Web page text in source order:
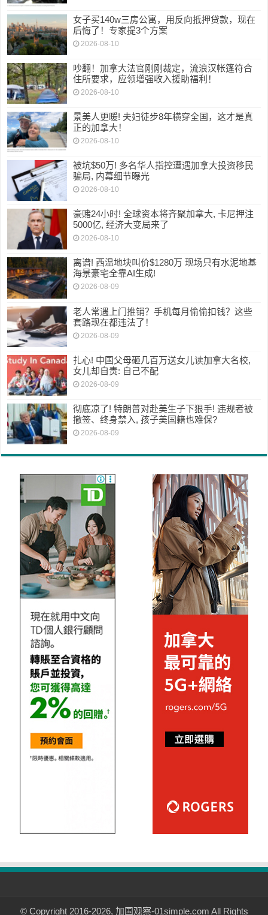
女子买140w三房公寓，用反向抵押贷款，现在
后悔了！专家提3个方案
2026-08-10
吵翻！加拿大法官刚刚裁定，流浪汉帐篷符合
住所要求，应领增强收入援助福利！
2026-08-10
景美人更暖! 夫妇徒步8年横穿全国，这才是真
正的加拿大！
2026-08-10
被坑$50万! 多名华人指控遭遇加拿大投资移民
骗局, 内幕细节曝光
2026-08-10
豪赌24小时! 全球资本将齐聚加拿大, 卡尼押注
5000亿, 经济大变局来了
2026-08-10
离谱! 西温地块叫价$1280万 现场只有水泥地基
海景豪宅全靠AI生成!
2026-08-09
老人常遇上门推销？手机每月偷偷扣钱？这些
套路现在都违法了！
2026-08-09
扎心! 中国父母砸几百万送女儿读加拿大名校,
女儿却自责: 自己不配
2026-08-09
彻底凉了! 特朗普对赴美生子下狠手! 违规者被
撤签、终身禁入, 孩子美国籍也难保?
2026-08-09
© Copyright 2016-2026, 加国观察-01simple.com All Rights